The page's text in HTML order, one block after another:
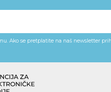
Ako se pretplatite na naš newsletter